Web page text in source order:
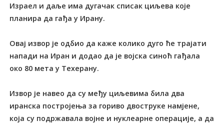
Израел и даље има дугачак списак циљева које
планира да гађа у Ирану.
Овај извор је одбио да каже колико дуго ће трајати
напади на Иран и додао да је војска синоћ гађала
око 80 мета у Техерану.
Извор је навео да су међу циљевима била два
иранска постројења за гориво двоструке намјене,
која су подржавала војне и нуклеарне операције, а да